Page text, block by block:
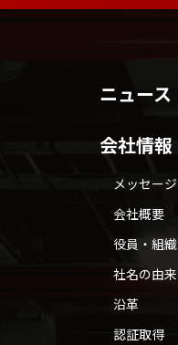
ニュース
会社情報
メッセージ
会社概要
役員・組織
社名の由来
沿革
認証取得